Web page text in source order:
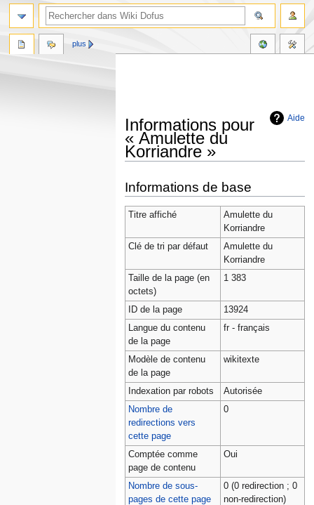
Aide
Informations pour
« Amulette du
Korriandre »
à
la
navigation
à
la
recherche
Informations de base
Titre affiché
Amulette du
Korriandre
Clé de tri par défaut
Amulette du
Korriandre
Taille de la page (en
octets)
1 383
ID de la page
13924
Langue du contenu
de la page
fr - français
Modèle de contenu
de la page
wikitexte
Indexation par robots
Autorisée
Nombre de
redirections vers
cette page
0
Comptée comme
page de contenu
Oui
Nombre de sous-
pages de cette page
0 (0 redirection ; 0
non-redirection)
plus